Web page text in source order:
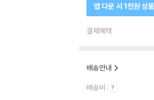
앱 다운 시 1천원 상
결제혜택
배송안내
배송비